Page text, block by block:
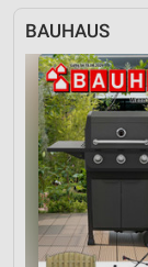
BAUHAUS
Geräte anhand
Informationen
Nicht-IAB-
Notwendig
Performance
Funktional